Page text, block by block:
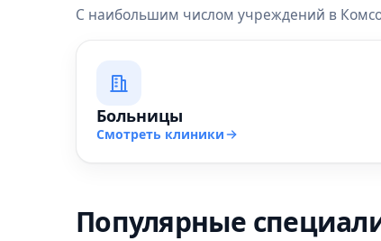
С наибольшим числом учреждений в
Больницы
Смотреть клиники
Популярные